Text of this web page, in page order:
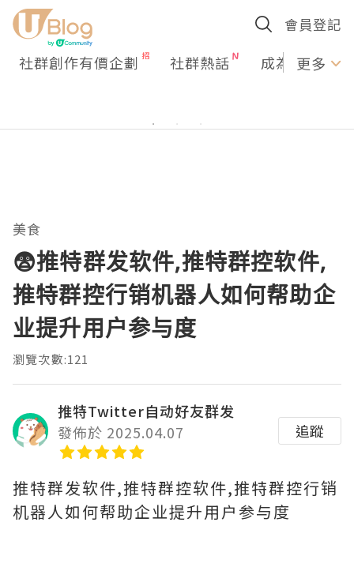
會員登記
社群創作有價企劃 社群熱話 成為U更多
美食
😨推特群发软件,推特群控软件,
推特群控行销机器人如何帮助企
业提升用户参与度
瀏覽次數:121
推特Twitter自动好友群发
發佈於 2025.04.07
追蹤
推特群发软件,推特群控软件,推特群控行销
机器人如何帮助企业提升用户参与度